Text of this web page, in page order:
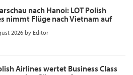
nach Hanoi: LOT Polish
nimmt Flüge nach Vietnam auf
2026 by Editor
Airlines wertet Business Class